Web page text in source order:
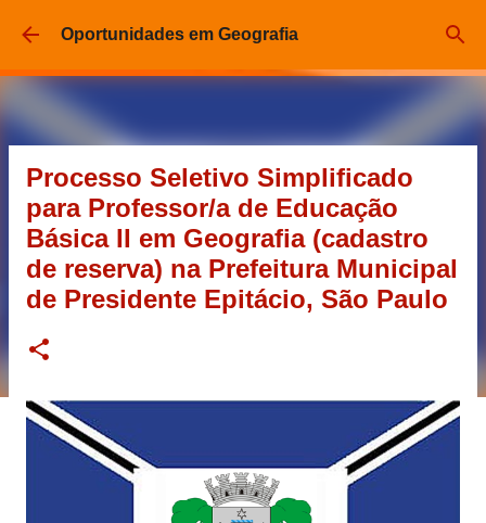
Pular para o conteúdo principal
Oportunidades em Geografia
Processo Seletivo Simplificado
para Professor/a de Educação
Básica II em Geografia (cadastro
de reserva) na Prefeitura Municipal
de Presidente Epitácio, São Paulo